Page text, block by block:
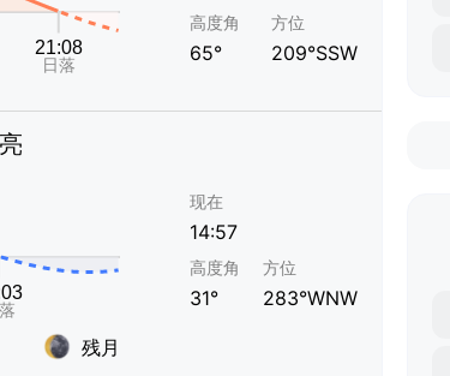
高度角
65°
方位
209°SSW
残月
现在
14:57
高度角
31°
方位
283°WNW